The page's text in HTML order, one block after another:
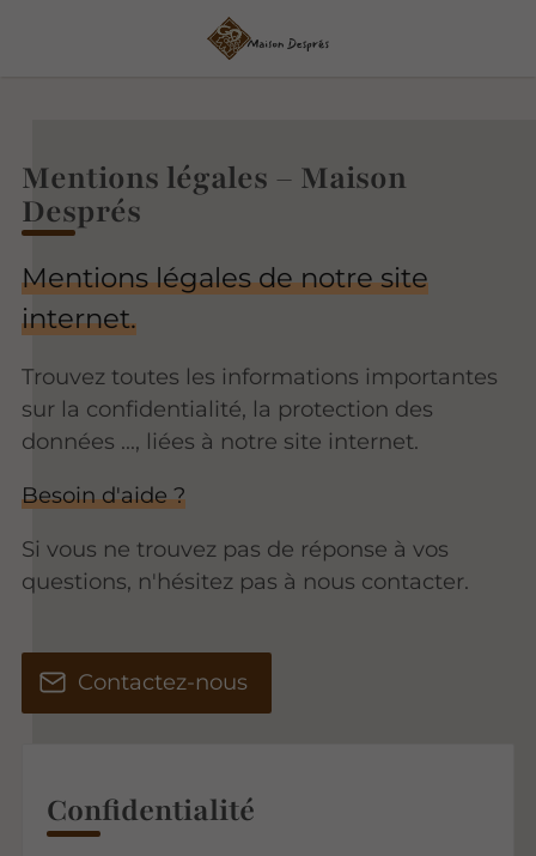
Mentions légales – Maison
Després
Mentions légales de notre site
internet.
Trouvez toutes les informations importantes
sur la confidentialité, la protection des
données ..., liées à notre site internet.
Besoin d'aide ?
Si vous ne trouvez pas de réponse à vos
questions, n'hésitez pas à nous contacter.
Contactez-nous
Confidentialité